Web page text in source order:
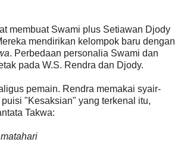
membuat Swami plus Setiawan Djody
mendirikan kelompok baru dengan
. Perbedaan personalia Swami dan
pada W.S. Rendra dan Djody.
pemain. Rendra memakai syair-
"Kesaksian" yang terkenal itu,
Takwa: